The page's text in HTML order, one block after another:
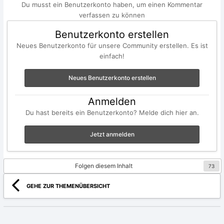
Du musst ein Benutzerkonto haben, um einen Kommentar
verfassen zu können
Benutzerkonto erstellen
Neues Benutzerkonto für unsere Community erstellen. Es ist
einfach!
Neues Benutzerkonto erstellen
Anmelden
Du hast bereits ein Benutzerkonto? Melde dich hier an.
Jetzt anmelden
Folgen diesem Inhalt 73
GEHE ZUR THEMENÜBERSICHT